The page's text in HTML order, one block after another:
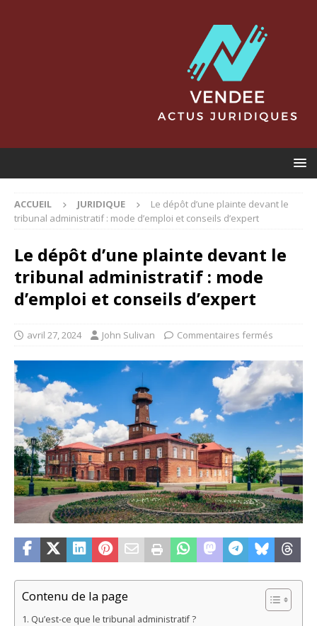
ACCUEIL JURIDIQUE
Le dépôt d’une plainte devant le
tribunal administratif : mode d’emploi et conseils d’expert
Le dépôt d’une plainte devant le
tribunal administratif : mode
d’emploi et conseils d’expert
avril 27, 2024 John Sulivan Commentaires fermés
Contenu de la page
Qu’est-ce que le tribunal administratif ?